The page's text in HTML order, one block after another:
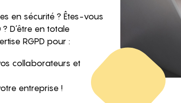
en sécurité ? Êtes-vous
D’être en totale
RGPD pour :
collaborateurs et
entreprise !